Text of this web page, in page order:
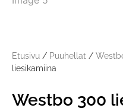
Etusivu / Puuhellat /
liesikamiina
Westbo 300